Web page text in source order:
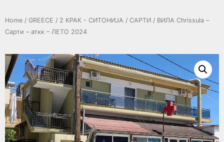
Home / GREECE / 2 КРАК - СИТОНИЈА / САРТИ / ВИЛА Chrissula –
Сарти – аткк – ЛЕТО 2024